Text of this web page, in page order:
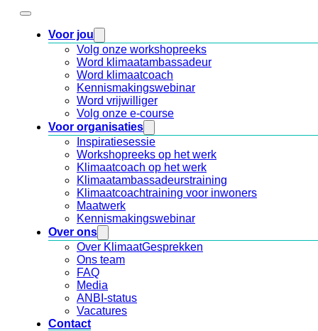
Voor jou
Volg onze workshopreeks
Word klimaatambassadeur
Word klimaatcoach
Kennismakingswebinar
Word vrijwilliger
Volg onze e-course
Voor organisaties
Inspiratiesessie
Workshopreeks op het werk
Klimaatcoach op het werk
Klimaatambassadeurstraining
Klimaatcoachtraining voor inwoners
Maatwerk
Kennismakingswebinar
Over ons
Over KlimaatGesprekken
Ons team
FAQ
Media
ANBI-status
Vacatures
Contact